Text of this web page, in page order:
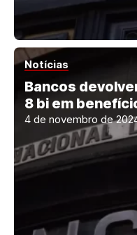
Notícias
Bancos
8 bi em
4 de novembro de